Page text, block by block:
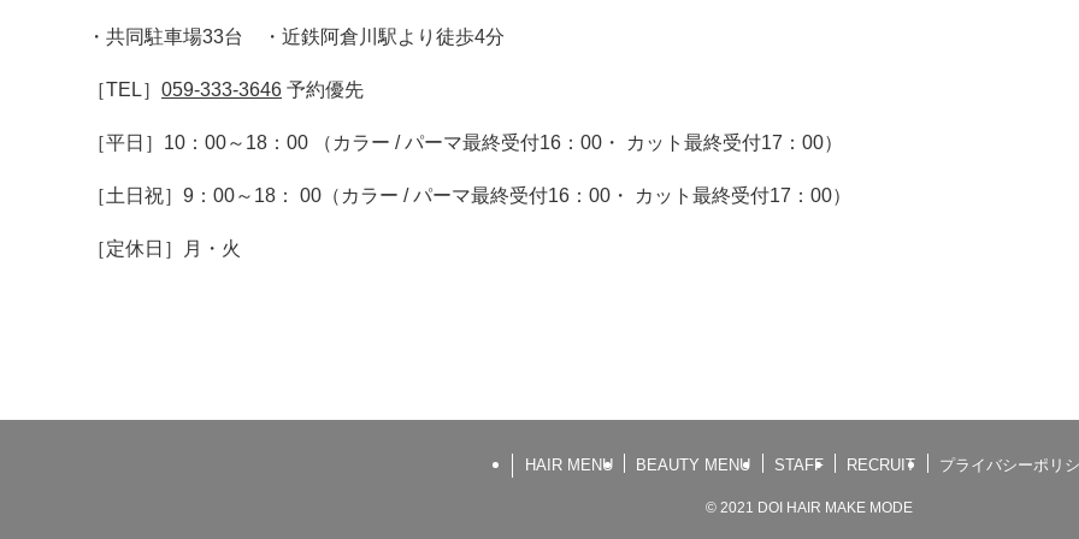
・共同駐車場33台 ・近鉄阿倉川駅より徒歩4分
［TEL］ 059-333-3646 予約優先
［平日］10：00～18：00 （カラー / パーマ最終受付16：00・ カット最終受付17：00）
［土日祝］9：00～18： 00（カラー / パーマ最終受付16：00・ カット最終受付17：00）
［定休日］月・火
HAIR MENU BEAUTY MENU STAFF RECRUIT プライバシーポリ
© 2021 DOI HAIR MAKE MODE